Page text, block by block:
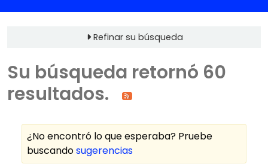
Refinar su búsqueda
Su búsqueda retornó 60
resultados.
¿No encontró lo que esperaba? Pruebe
buscandosugerencias